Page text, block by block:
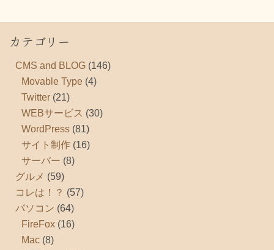
カテゴリー
CMS and BLOG (146)
Movable Type (4)
Twitter (21)
WEBサービス (30)
WordPress (81)
サイト制作 (16)
サーバー (8)
グルメ (59)
コレは！？ (57)
パソコン (64)
FireFox (16)
Mac (8)